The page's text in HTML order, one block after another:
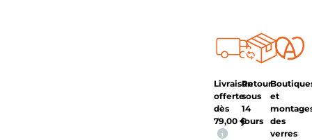
Livraison
offerte
dès
79,00 €
i
Retour
sous
14
jours
et
des
verres